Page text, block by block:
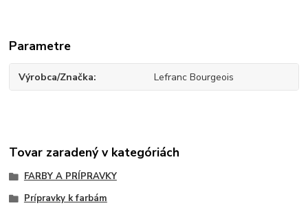
Parametre
Výrobca/Značka Lefranc Bourgeois
Tovar zaradený v kategóriách
FARBY A PRÍPRAVKY
Prípravky k farbám